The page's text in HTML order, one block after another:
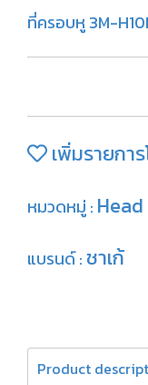
ที่ครอบหู 3M-
เพิ่มรายกา
หมวดหมู่ :
แบรนด์ :ชาเก้
Product